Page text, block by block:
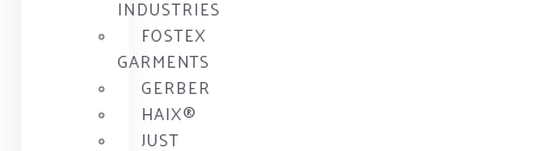
INDUSTRIES
FOSTEX
GARMENTS
GERBER
HAIX®
JUST